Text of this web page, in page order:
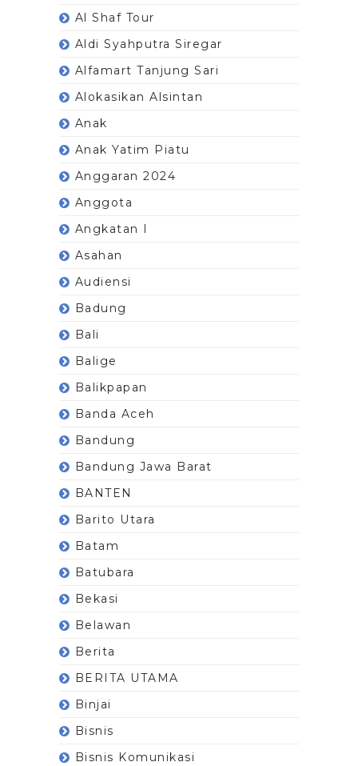
Al Shaf Tour
Aldi Syahputra Siregar
Alfamart Tanjung Sari
Alokasikan Alsintan
Anak
Anak Yatim Piatu
Anggaran 2024
Anggota
Angkatan I
Asahan
Audiensi
Badung
Bali
Balige
Balikpapan
Banda Aceh
Bandung
Bandung Jawa Barat
BANTEN
Barito Utara
Batam
Batubara
Bekasi
Belawan
Berita
BERITA UTAMA
Binjai
Bisnis
Bisnis Komunikasi